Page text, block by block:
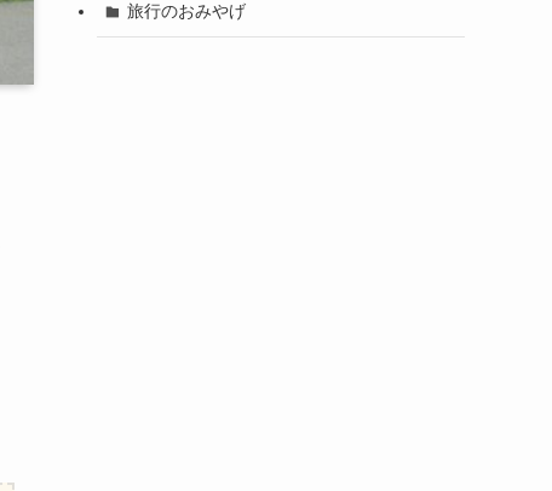
旅行のおみやげ